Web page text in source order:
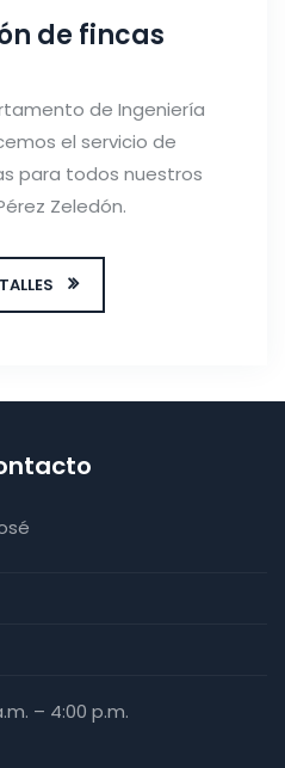
de fincas
de Ingeniería
el servicio de
para todos nuestros
Zeledón.
– 4:00 p.m.